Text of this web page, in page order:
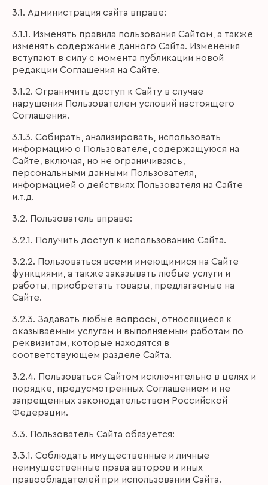
3.1. Администрация сайта вправе:
3.1.1. Изменять правила пользования Сайтом, а также
изменять содержание данного Сайта. Изменения
вступают в силу с момента публикации новой
редакции Соглашения на Сайте.
3.1.2. Ограничить доступ к Сайту в случае
нарушения Пользователем условий настоящего
Соглашения.
3.1.3. Собирать, анализировать, использовать
информацию о Пользователе, содержащуюся на
Сайте, включая, но не ограничиваясь,
персональными данными Пользователя,
информацией о действиях Пользователя на Сайте
и.т.д.
3.2. Пользователь вправе:
3.2.1. Получить доступ к использованию Сайта.
3.2.2. Пользоваться всеми имеющимися на Сайте
функциями, а также заказывать любые услуги и
работы, приобретать товары, предлагаемые на
Сайте.
3.2.3. Задавать любые вопросы, относящиеся к
оказываемым услугам и выполняемым работам по
реквизитам, которые находятся в
соответствующем разделе Сайта.
3.2.4. Пользоваться Сайтом исключительно в целях и
порядке, предусмотренных Соглашением и не
запрещенных законодательством Российской
Федерации.
3.3. Пользователь Сайта обязуется:
3.3.1. Соблюдать имущественные и личные
неимущественные права авторов и иных
правообладателей при использовании Сайта.